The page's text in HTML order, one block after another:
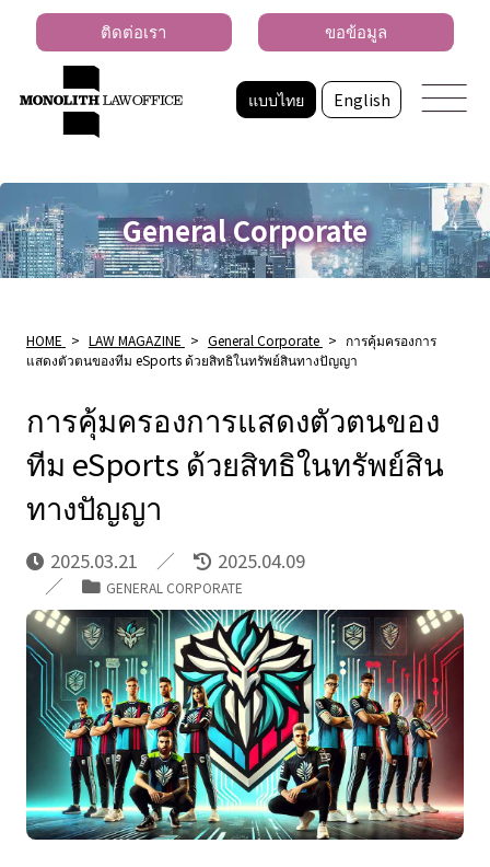
แบบไทย English
ติดต่อเรา ขอข้อมูล
General Corporate
HOME > LAW MAGAZINE > General Corporate > การคุ้มครองการ
แสดงตัวตนของทีม eSports ด้วยสิทธิในทรัพย์สินทางปัญญา
การคุ้มครองการแสดงตัวตนของ
ทีม eSports ด้วยสิทธิในทรัพย์สิน
ทางปัญญา
2025.03.21 2025.04.09
GENERAL CORPORATE